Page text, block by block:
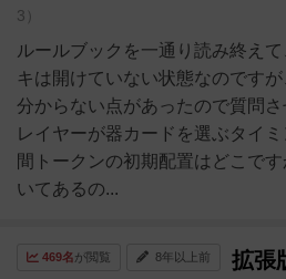
3）
ルールブックを一通り読み終え
キは開けていない状態なのです
分からない点があったので質問
レイヤーが器カードを選ぶタイ
間トークンの初期配置はどこで
いてあるの...
469名が閲覧 8年以上前 拡張